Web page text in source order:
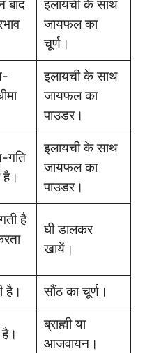
बाद
इलायची के साथ
जायफल का
चूर्ण।
इलायची के साथ
जायफल का
पाउडर।
गति
है।
इलायची के साथ
जायफल का
पाउडर।
है
घी डालकर
खायें।
है। सौंठ का चूर्ण।
है।
ब्राह्मी या
आजवायन।